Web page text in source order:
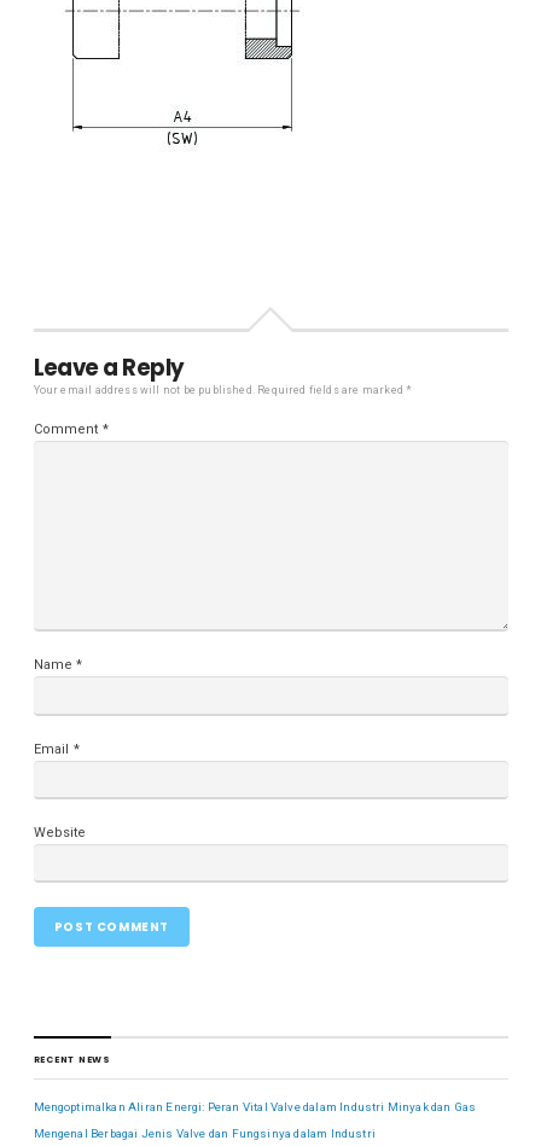
Leave a Reply
Your email address will not be published. Required fields are marked*
Comment *
Name*
Email *
Website
RECENT NEWS
Mengoptimalkan Aliran Energi: Peran Vital Valve dalam Industri Minyak dan Gas
Mengenal Berbagai Jenis Valve dan Fungsinya dalam Industri